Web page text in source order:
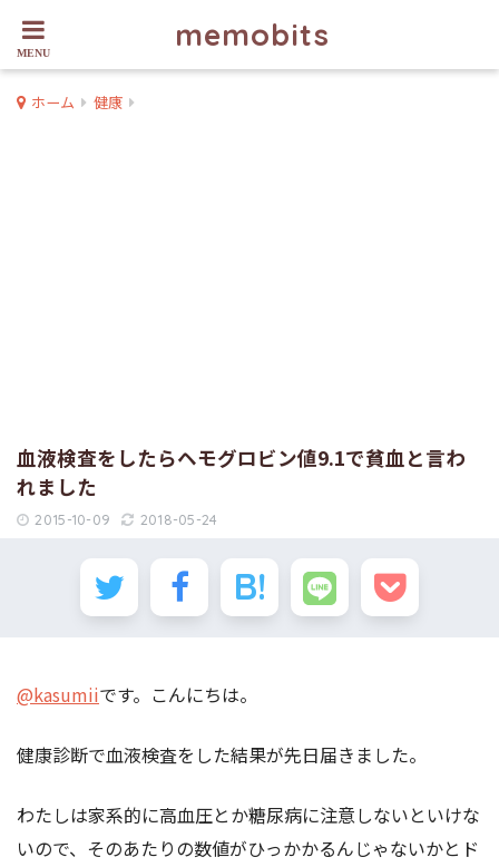
memobits
ホーム 健康
血液検査をしたらヘモグロビン値9.1で貧血と言わ
れました
2015-10-09 2018-05-24
@kasumiiです。こんにちは。
健康診断で血液検査をした結果が先日届きました。
わたしは家系的に高血圧とか糖尿病に注意しないといけな
いので、そのあたりの数値がひっかかるんじゃないかとド